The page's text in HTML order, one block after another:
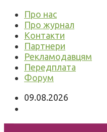
Про нас
Про журнал
Контакти
Партнери
Рекламодавцям
Передплата
Форум
09.08.2026